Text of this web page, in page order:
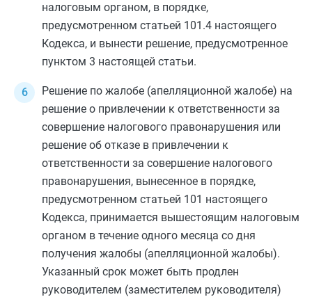
налоговым органом, в порядке,
предусмотренном статьей 101.4 настоящего
Кодекса, и вынести решение, предусмотренное
пунктом 3 настоящей статьи.
Решение по жалобе (апелляционной жалобе) на
решение о привлечении к ответственности за
совершение налогового правонарушения или
решение об отказе в привлечении к
ответственности за совершение налогового
правонарушения, вынесенное в порядке,
предусмотренном статьей 101 настоящего
Кодекса, принимается вышестоящим налоговым
органом в течение одного месяца со дня
получения жалобы (апелляционной жалобы).
Указанный срок может быть продлен
руководителем (заместителем руководителя)